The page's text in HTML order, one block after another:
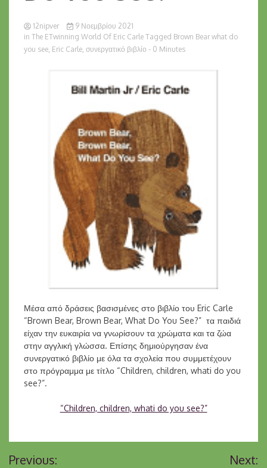
12nipver
9 Νοεμβρίου 2021
in The ETwinning World Of Eric Carle Tagged Brown Bear what do
you see, Eric Carle, συνεργατικό βιβλίο - 0 Minutes
Μέσα από δράσεις βασισμένες στο βιβλίο του Eric Carle
“Brown Bear, Brown Bear, What Do You See?” τα παιδιά
είχαν την ευκαιρία να γνωρίσουν τα χρώματα και τα ζώα
στην αγγλική γλώσσα. Επίσης δημιούργησαν ένα
συνεργατικό βιβλίο με όλα τα σχολεία που συμμετέχουν
στο πρόγραμμα με τίτλο “Children, children, whati do you
see?”.
“Children, children, whati do you see?”
άρθρων
Previous: Next: